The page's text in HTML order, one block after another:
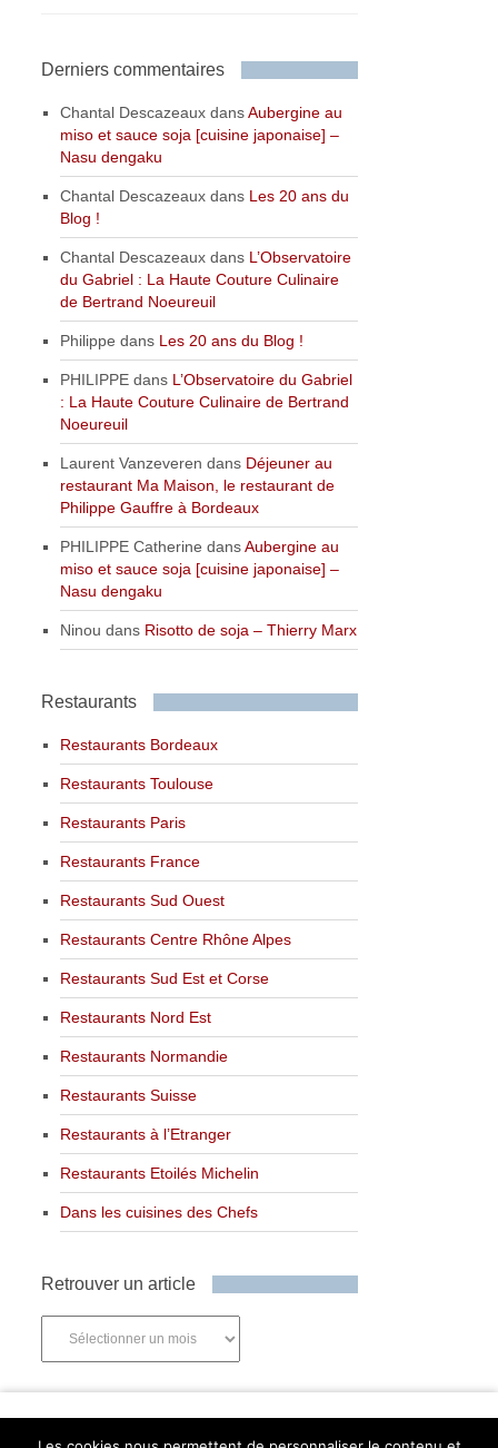
Derniers commentaires
Chantal Descazeaux dansAubergine au
miso et sauce soja [cuisine japonaise] –
Nasu dengaku
Chantal Descazeaux dans Les 20 ans du
Blog !
Chantal Descazeaux dans L’Observatoire
du Gabriel : La Haute Couture Culinaire
de Bertrand Noeureuil
Philippe dans Les 20 ans du Blog !
PHILIPPE dans L’Observatoire du Gabriel
: La Haute Couture Culinaire de Bertrand
Noeureuil
Laurent Vanzeveren dans Déjeuner au
restaurant Ma Maison, le restaurant de
Philippe Gauffre à Bordeaux
PHILIPPE Catherine dansAubergine au
miso et sauce soja [cuisine japonaise] –
Nasu dengaku
Ninou dans Risotto de soja – Thierry Marx
Restaurants
Restaurants Bordeaux
Restaurants Toulouse
Restaurants Paris
Restaurants France
Restaurants Sud Ouest
Restaurants Centre Rhône Alpes
Restaurants Sud Est et Corse
Restaurants Nord Est
Restaurants Normandie
Restaurants Suisse
Restaurants à l’Etranger
Restaurants Etoilés Michelin
Dans les cuisines des Chefs
Retrouver un article